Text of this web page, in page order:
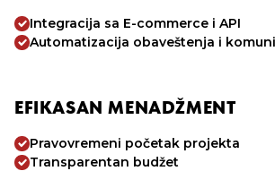
Integracija sa E-commerce i API
Automatizacija obaveštenja i
EFIKASAN MENADŽMENT
Pravovremeni početak projekta
Transparentan budžet